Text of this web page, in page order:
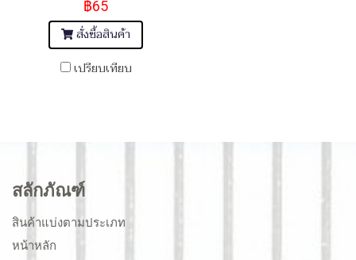
฿65
สั่งซื้อสินค้า
เปรียบเทียบ
สลักภัณฑ์
สินค้าแบ่งตามประเภท
หน้าหลัก